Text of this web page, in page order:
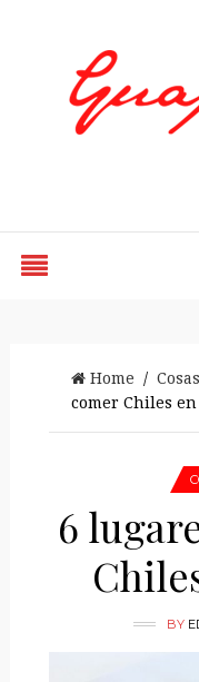
Home /
comer Chiles en
6
BY